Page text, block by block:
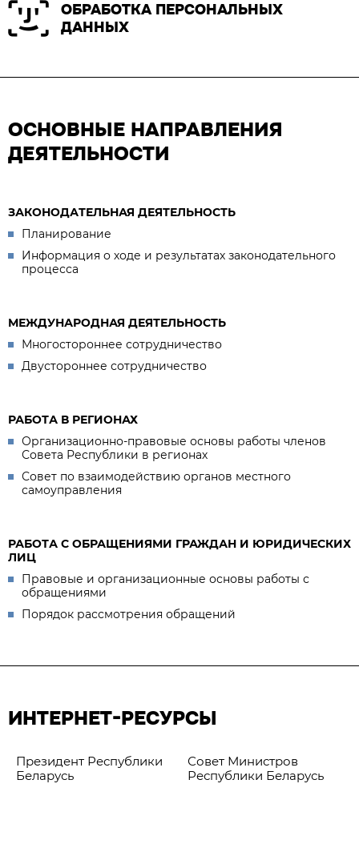
ОБРАБОТКА ПЕРСОНАЛЬНЫХ
ДАННЫХ
ОСНОВНЫЕ НАПРАВЛЕНИЯ
ДЕЯТЕЛЬНОСТИ
ЗАКОНОДАТЕЛЬНАЯ ДЕЯТЕЛЬНОСТЬ
Планирование
Информация о ходе и результатах законодательного
процесса
МЕЖДУНАРОДНАЯ ДЕЯТЕЛЬНОСТЬ
Многостороннее сотрудничество
Двустороннее сотрудничество
РАБОТА В РЕГИОНАХ
Организационно-правовые основы работы членов
Совета Республики в регионах
Совет по взаимодействию органов местного
самоуправления
РАБОТА С ОБРАЩЕНИЯМИ ГРАЖДАН И ЮРИДИЧЕСКИХ
ЛИЦ
Правовые и организационные основы работы с
обращениями
Порядок рассмотрения обращений
ИНТЕРНЕТ-РЕСУРСЫ
Президент Республики
Беларусь
Совет Министров
Республики Беларусь